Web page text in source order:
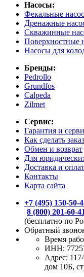
Насосы:
Фекальные
Дренажные
Скважинные
Поверхностные
Насосы для
Бренды:
Pedrollo
Grundfos
Calpeda
Zilmet
Сервис:
Гарантия и
Как сделать заказ
Обмен и возврат
Для
Доставка и
Контакты
Карта сайта
+7 (495) 150-50-
8 (800) 201-60-
(бесплатно по
Обратный
Время
ИНН:
Адрес:
дом 10Б,